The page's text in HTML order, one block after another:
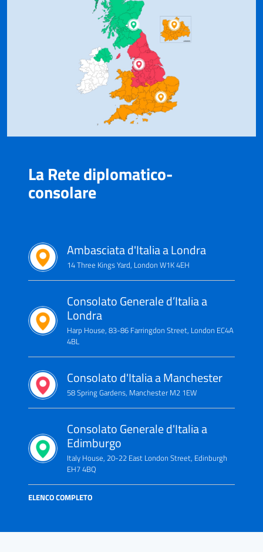
La Rete diplomatico-
consolare
Ambasciata d'Italia a Londra
14 Three Kings Yard, London W1K 4EH
Consolato Generale d’Italia a
Londra
Harp House, 83-86 Farringdon Street, London EC4A
4BL
Consolato d'Italia a Manchester
58 Spring Gardens, Manchester M2 1EW
Consolato Generale d'Italia a
Edimburgo
Italy House, 20-22 East London Street, Edinburgh
EH7 4BQ
ELENCO COMPLETO